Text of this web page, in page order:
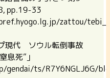
pp.19-33
zattou/
現代 ソウル転倒事故
息死”」
gendai/ts/R7Y6NGLJ6G/